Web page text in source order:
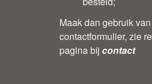
Maak dan gebruik
contactformulier, zie
pagina bij contact